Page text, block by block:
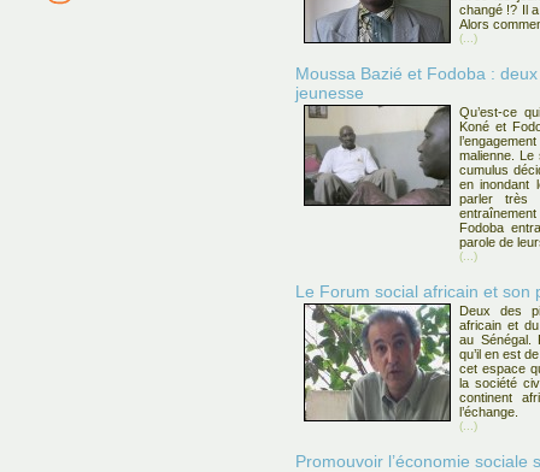
changé !? Il
Alors
(...)
Moussa Bazié et Fodoba :
jeunesse
Qu’est-ce
Koné et
malienne.
cumulus
en inondant
parler très
Fodoba
parole de
(...)
Le Forum social africain et son
Deux des
africain et
au Sénégal.
qu’il en est
cet espace
la société
continent
l’échange.
(...)
Promouvoir l’économie sociale